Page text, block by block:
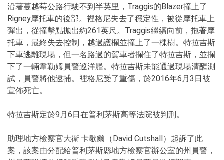
沿著蔓越莓公路行駛不到半英里，Traggis的Blazer撞上了
Rigney摩托車的後部。裡格尼失去了穩定性，被從摩托車上
彈出，從撞擊點拋出約261英尺。Traggis繼續向前，拖著摩
托車，最終失去控制，越過護欄並撞上了一棵樹。特拉吉斯
下車逃離現場，但一名路過的駕車者攔住了特拉吉斯，並攔
下了一輛韋勒姆員警巡洋艦。特拉吉斯未能通過現場清醒測
試，員警將他逮捕。裡格尼受了重傷，於2016年6月3日被
宣佈死亡。
特拉吉斯定於9月6日在普利茅斯高等法院被判刑。
助理地方檢察官大衛·卡歇爾（David Cutshall）起訴了此
案，該案由分配給普利茅斯縣地方檢察官辦公室的州員警，